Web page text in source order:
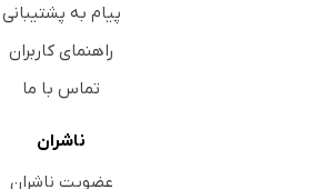
پیام به پشتیبانی
راهنمای کاربران
تماس با ما
ناشران
عضویت ناشران